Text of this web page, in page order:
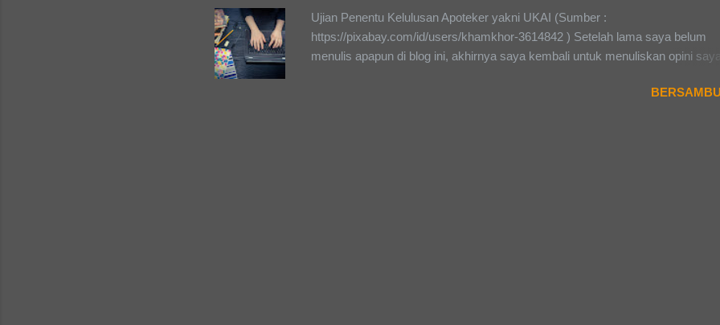
denganku. Pertama yaitu Organisasi. Organisasi di kampus itu lebih banyak,
dari tingkat fakultas hingga tingkat universitas. Mulai dari Dewan
Mahasiswa (DPM) , Lembaga Eksekutif Mah...
Ujian Penentu Kelulusan Apoteker yakni UKAI (Sumber :
https://pixabay.com/id/users/khamkhor-3614842 ) Setelah lama saya belum
menulis apapun di blog ini, akhirnya saya kembali untuk menuliskan opini
tukar pendapat nanti di kolom komentar (bila tulisan ini rame). Beberapa